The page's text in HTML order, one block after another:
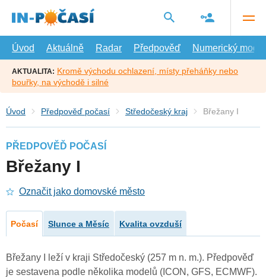
hlavní
Úvod
Aktuálně Radar Předpověď Numerický model
AKTUALITA: Kromě východu ochlazení, místy přeháňky nebo
bouřky, na východě i silné
Úvod Předpověď počasí Středočeský kraj Břežany I
PŘEDPOVĚĎ POČASÍ
Břežany I
Označit jako domovské město
Počasí Slunce a Měsíc Kvalita ovzduší
Břežany I leží v kraji Středočeský (257 m n. m.). Předpověď
je sestavena podle několika modelů (ICON, GFS, ECMWF).